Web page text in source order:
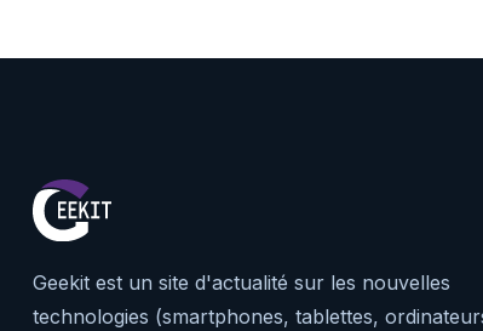
Geekit est un site d'actualité sur les nouvelles
technologies (smartphones, tablettes,